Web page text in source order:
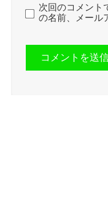
次回のコメント
の名前、メール